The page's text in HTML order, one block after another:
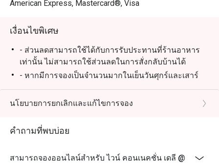
American Express, Mastercard®, Visa
เงื่อนไขพิเศษ
- ส่วนลดสามารถใช้ได้กับการรับประทานที่ร้านอาหาร
เท่านั้น ไม่สามารถใช้ส่วนลดในการสั่งกลับบ้านได้
- หากมีการจองเป็นจำนวนมากในเย็นวันศุกร์และเสาร์
ท่านอาจต้องรอการจัดที่นั่งประมาณ 2-3 นาที
นโยบายการยกเลิกและแก้ไขการจอง
คำถามที่พบบ่อย
สามารถจองออนไลน์สำหรับ ไวน์ คอนเนคชั่น เดลี @